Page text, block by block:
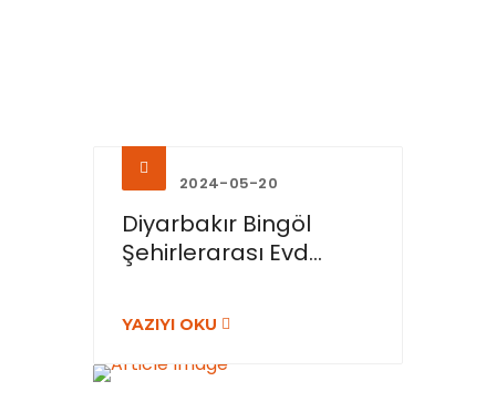
2024-05-20
Diyarbakır Bingöl
Şehirlerarası Evd...
YAZIYI OKU